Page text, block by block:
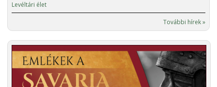
Levéltári élet
További hírek »